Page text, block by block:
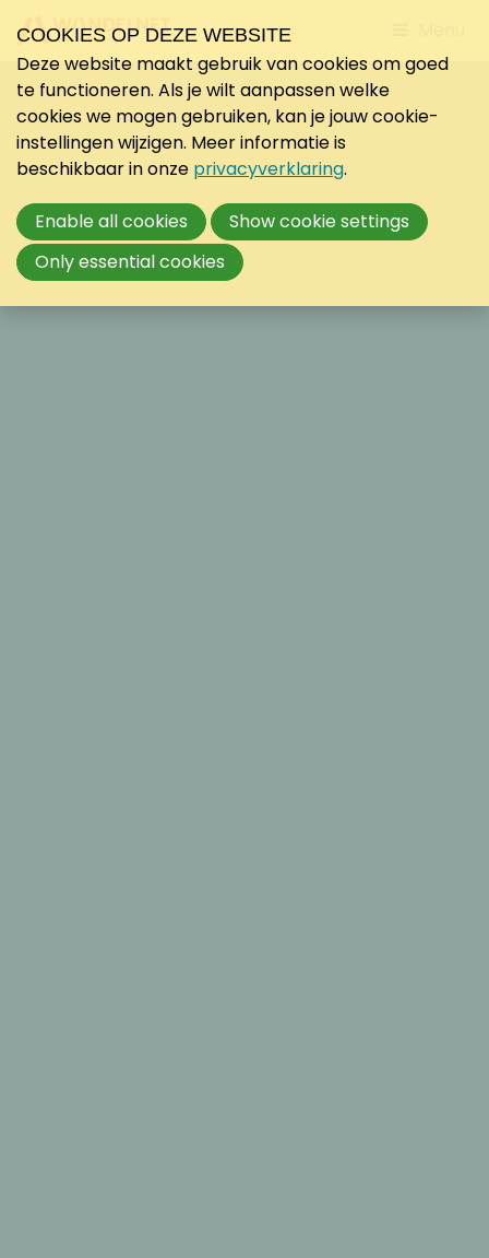
to
COOKIES OP DEZE WEBSITE
Deze website maakt gebruik van cookies om goed
te functioneren. Als je wilt aanpassen welke
cookies we mogen gebruiken, kan je jouw cookie-
instellingen wijzigen. Meer informatie is
beschikbaar in onze privacyverklaring.
Enable all cookies
Show cookie settings
Only essential cookies